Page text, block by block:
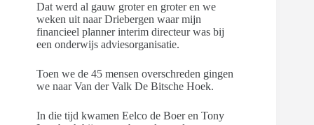
Dat werd al gauw groter en groter en we
weken uit naar Driebergen waar mijn
financieel planner interim directeur was bij
een onderwijs adviesorganisatie.
Toen we de 45 mensen overschreden gingen
we naar Van der Valk De Bitsche Hoek.
In die tijd kwamen Eelco de Boer en Tony